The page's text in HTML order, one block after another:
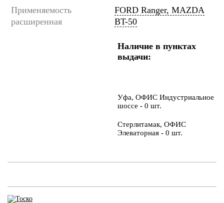
Применяемость
расширенная
FORD Ranger, MAZDA
BT-50
Наличие в пунктах
выдачи:
Уфа, ОФИС Индустриальное
шоссе - 0 шт.
Стерлитамак, ОФИС
Элеваторная - 0 шт.